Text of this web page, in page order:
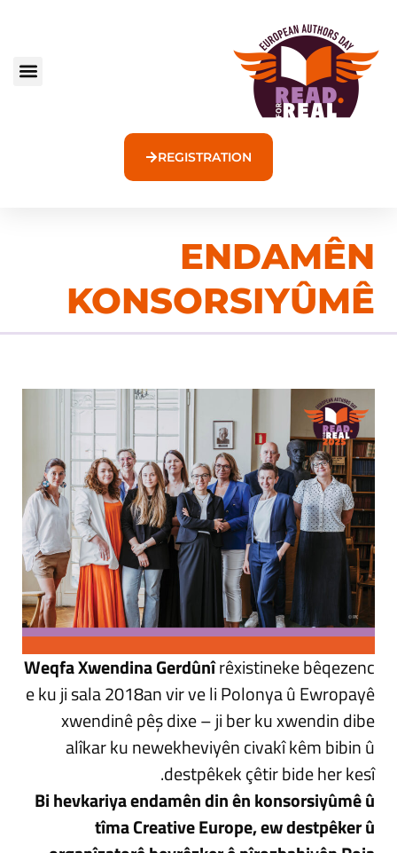
REGISTRATION
ENDAMÊN
KONSORSIYÛMÊ
Weqfa Xwendina Gerdûnîrêxistineke bêqezenc
e ku ji sala 2018an vir ve li Polonya û Ewropayê
xwendinê pêş dixe – ji ber ku xwendin dibe
alîkar ku newekheviyên civakî kêm bibin û
destpêkek çêtir bide her kesî.
Bi hevkariya endamên din ên konsorsiyûmê û
tîma Creative Europe, ew destpêker û